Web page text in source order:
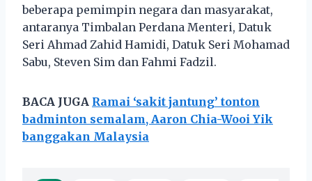
beberapa pemimpin negara dan masyarakat,
antaranya Timbalan Perdana Menteri, Datuk
Seri Ahmad Zahid Hamidi, Datuk Seri Mohamad
Sabu, Steven Sim dan Fahmi Fadzil.
BACA JUGA Ramai ‘sakit jantung’ tonton
badminton semalam, Aaron Chia-Wooi Yik
banggakan Malaysia